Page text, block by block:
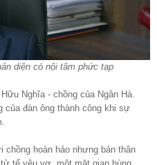
diện có nội tâm phức tạp
Nghĩa - chồng của Ngân Hà.
của đàn ông thành công khi sự
hoàn hảo nhưng bản thân